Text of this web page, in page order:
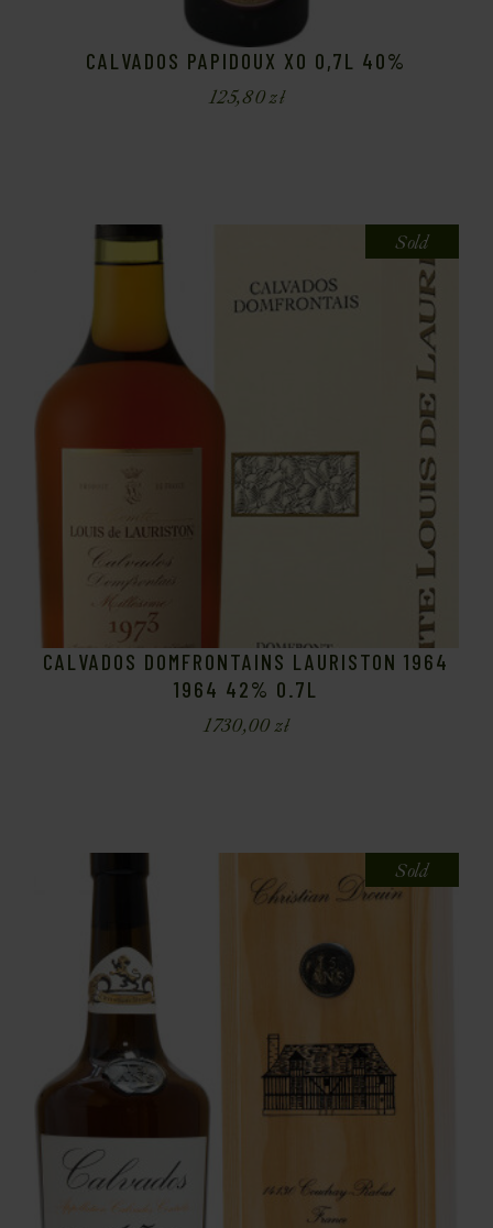
CALVADOS PAPIDOUX XO 0,7L 40%
125,80zł
Sold
CALVADOS DOMFRONTAINS LAURISTON 1964
1964 42% 0.7L
1730,00zł
Sold